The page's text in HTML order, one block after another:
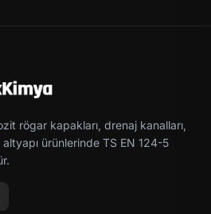
rögar kapakları, drenaj kanalları,
ürünlerinde TS EN 124-5